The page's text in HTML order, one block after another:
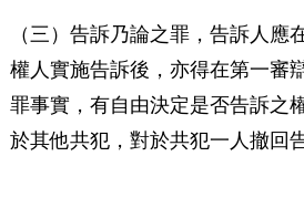
（三）告訴乃論之罪， 告訴人應
權人實施告訴後，亦得在第一審
罪事實， 有自由決定是否告訴之
於其他共犯，對於共犯一人撤回